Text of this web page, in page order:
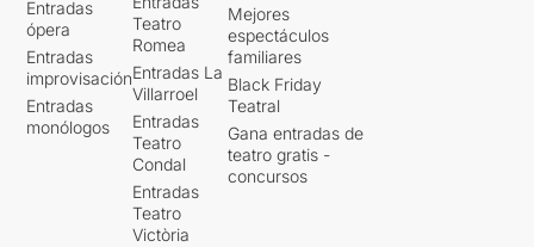
Entradas
ópera
Entradas
improvisación
Entradas
monólogos
Teatro
Romea
Entradas La
Villarroel
Entradas
Teatro
Condal
Entradas
Teatro
Victòria
Mejores
espectáculos
familiares
Black Friday
Teatral
Gana entradas de
teatro gratis -
concursos